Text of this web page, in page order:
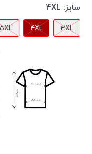
سایز: 4XL
3XL
4XL
5XL